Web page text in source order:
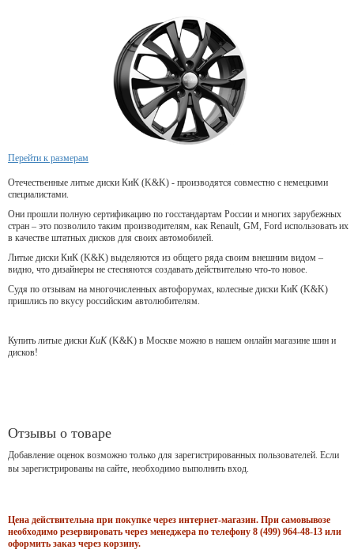
Перейти к размерам
Отечественные литые диски КиК (K&K) - производятся совместно с немецкими
специалистами.
Они прошли полную сертификацию по госстандартам России и многих зарубежных
стран – это позволило таким производителям, как Renault, GM, Ford использовать их
в качестве штатных дисков для своих автомобилей.
Литые диски КиК (K&K) выделяются из общего ряда своим внешним видом –
видно, что дизайнеры не стесняются создавать действительно что-то новое.
Судя по отзывам на многочисленных автофорумах, колесные диски КиК (K&K)
пришлись по вкусу российским автолюбителям.
Купить литые диски КиК(K&K) в Москве можно в нашем онлайн магазине шин и
дисков!
Отзывы о товаре
Добавление оценок возможно только для зарегистрированных пользователей. Если
вы зарегистрированы на сайте, необходимо выполнить вход.
Цена действительна при покупке через интернет-магазин. При самовывозе
необходимо резервировать через менеджера по телефону 8 (499) 964-48-13 или
оформить заказ через корзину.